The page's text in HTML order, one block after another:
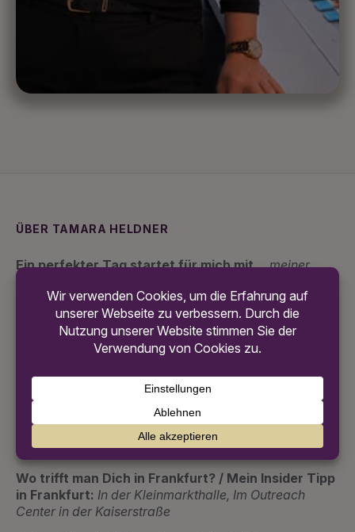
ÜBER TAMARA HELDNER
Ein perfekter Tag startet für mich mit…meiner
Was andere über mich sagen?…dass ich viel rede
und immer ein offenes Ohr hab
Wenn ich nicht gerade esse, schlafe oder
arbeite…dann bin ich in der Move Church
Bei dieser Serie verlasse ich die Couch nicht
mehr:
„House of David“
Was ich an Frankfurt liebe:Die krassen Gegensätze
Wo trifft man Dich in Frankfurt? / Mein Insider Tipp
in Frankfurt: In der Kleinmarkthalle, Im Outreach
Center in der Kaiserstraße